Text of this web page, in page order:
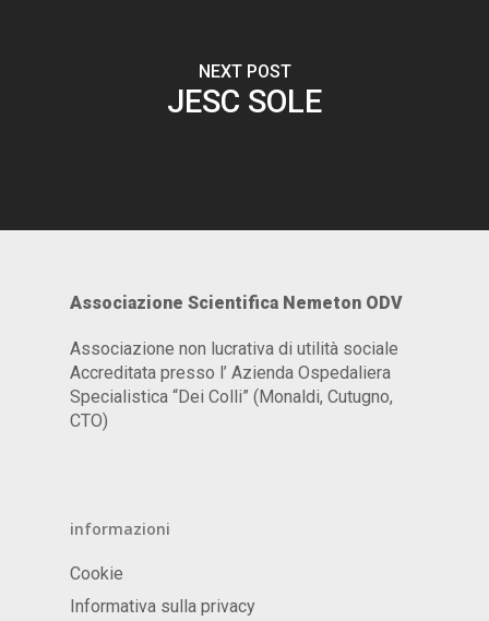
NEXT POST
JESC SOLE
Associazione Scientifica Nemeton ODV
Associazione non lucrativa di utilità sociale
Accreditata presso l’ Azienda Ospedaliera
Specialistica “Dei Colli” (Monaldi, Cutugno,
CTO)
informazioni
Cookie
Informativa sulla privacy